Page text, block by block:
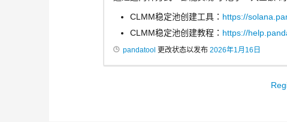
CLMM稳定池创建工具： https://
CLMM稳定池创建教程： https://
pandatool 更改状态以发布 2026年1月16日